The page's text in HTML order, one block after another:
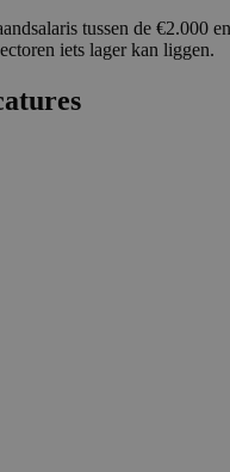
tussen de €2.000
iets lager kan liggen.